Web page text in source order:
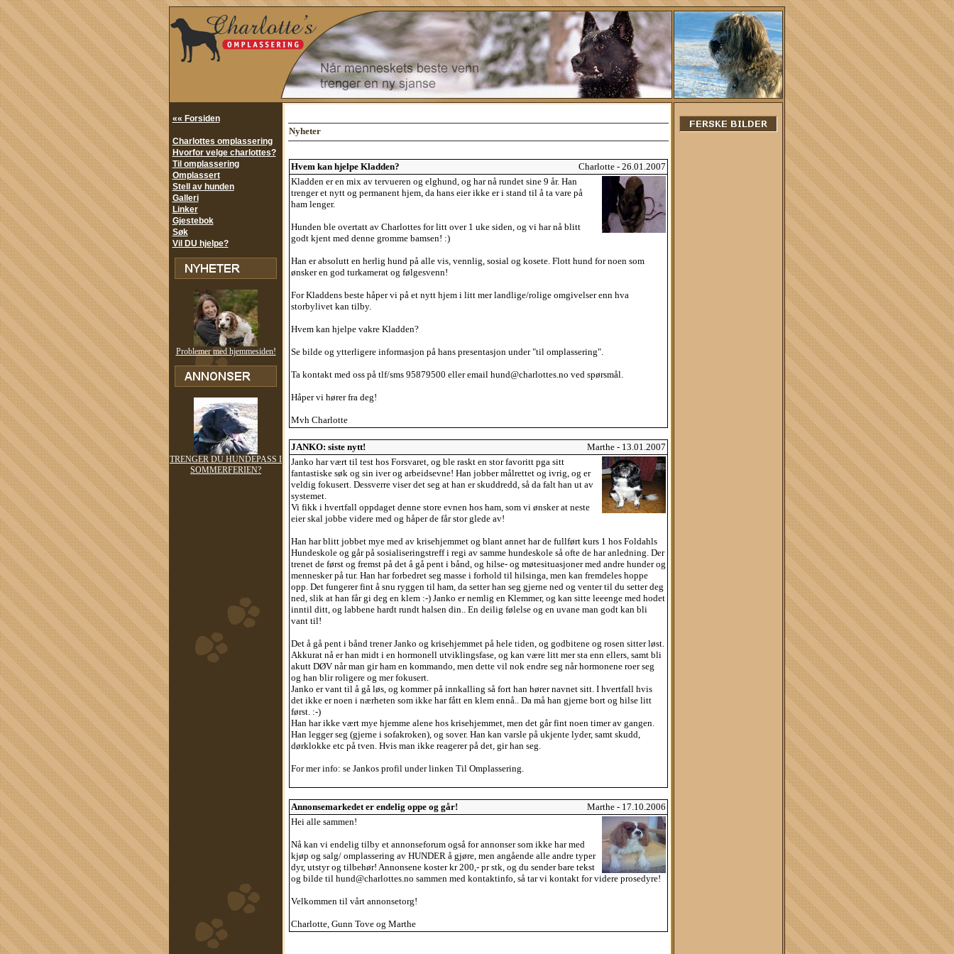
«« Forsiden
Charlottes omplassering
Hvorfor velge charlottes?
Til omplassering
Omplassert
Stell av hunden
Galleri
Linker
Gjestebok
Søk
Vil DU hjelpe?
Problemer med hjemmesiden!
TRENGER DU HUNDEPASS I
SOMMERFERIEN?
Nyheter
Hvem kan hjelpe Kladden?
Charlotte - 26.01.2007
Kladden er en mix av tervueren og elghund, og har nå rundet sine 9 år. Han
trenger et nytt og permanent hjem, da hans eier ikke er i stand til å ta vare på
ham lenger.
Hunden ble overtatt av Charlottes for litt over 1 uke siden, og vi har nå blitt
godt kjent med denne gromme bamsen! :)
Han er absolutt en herlig hund på alle vis, vennlig, sosial og kosete. Flott hund for noen som
ønsker en god turkamerat og følgesvenn!
For Kladdens beste håper vi på et nytt hjem i litt mer landlige/rolige omgivelser enn hva
storbylivet kan tilby.
Hvem kan hjelpe vakre Kladden?
Se bilde og ytterligere informasjon på hans presentasjon under "til omplassering".
Ta kontakt med oss på tlf/sms 95879500 eller email hund@charlottes.no ved spørsmål.
Håper vi hører fra deg!
Mvh Charlotte
JANKO: siste nytt!
Marthe - 13.01.2007
Janko har vært til test hos Forsvaret, og ble raskt en stor favoritt pga sitt
fantastiske søk og sin iver og arbeidsevne! Han jobber målrettet og ivrig, og er
veldig fokusert. Dessverre viser det seg at han er skuddredd, så da falt han ut av
systemet.
Vi fikk i hvertfall oppdaget denne store evnen hos ham, som vi ønsker at neste
eier skal jobbe videre med og håper de får stor glede av!
Han har blitt jobbet mye med av krisehjemmet og blant annet har de fullført kurs 1 hos Foldahls
Hundeskole og går på sosialiseringstreff i regi av samme hundeskole så ofte de har anledning. Der
trenet de først og fremst på det å gå pent i bånd, og hilse- og møtesituasjoner med andre hunder og
mennesker på tur. Han har forbedret seg masse i forhold til hilsinga, men kan fremdeles hoppe
opp. Det fungerer fint å snu ryggen til ham, da setter han seg gjerne ned og venter til du setter deg
ned, slik at han får gi deg en klem :-) Janko er nemlig en Klemmer, og kan sitte leeenge med hodet
inntil ditt, og labbene hardt rundt halsen din.. En deilig følelse og en uvane man godt kan bli
vant til!
Det å gå pent i bånd trener Janko og krisehjemmet på hele tiden, og godbitene og rosen sitter løst.
Akkurat nå er han midt i en hormonell utviklingsfase, og kan være litt mer sta enn ellers, samt bli
akutt DØV når man gir ham en kommando, men dette vil nok endre seg når hormonene roer seg
og han blir roligere og mer fokusert.
Janko er vant til å gå løs, og kommer på innkalling så fort han hører navnet sitt. I hvertfall hvis
det ikke er noen i nærheten som ikke har fått en klem ennå.. Da må han gjerne bort og hilse litt
først. :-)
Han har ikke vært mye hjemme alene hos krisehjemmet, men det går fint noen timer av gangen.
Han legger seg (gjerne i sofakroken), og sover. Han kan varsle på ukjente lyder, samt skudd,
dørklokke etc på tven. Hvis man ikke reagerer på det, gir han seg.
For mer info: se Jankos profil under linken Til Omplassering.
Annonsemarkedet er endelig oppe og går!
Marthe - 17.10.2006
Hei alle sammen!
Nå kan vi endelig tilby et annonseforum også for annonser som ikke har med
kjøp og salg/ omplassering av HUNDER å gjøre, men angående alle andre typer
dyr, utstyr og tilbehør! Annonsene koster kr 200,- pr stk, og du sender bare tekst
og bilde til hund@charlottes.no sammen med kontaktinfo, så tar vi kontakt for videre prosedyre!
Velkommen til vårt annonsetorg!
Charlotte, Gunn Tove og Marthe